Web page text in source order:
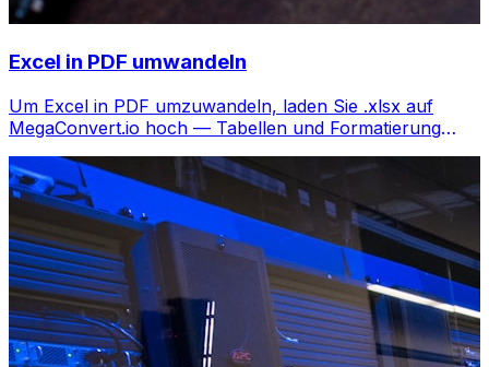
Excel in PDF umwandeln
Um Excel in PDF umzuwandeln, laden Sie .xlsx auf
MegaConvert.io hoch — Tabellen und Formatierung